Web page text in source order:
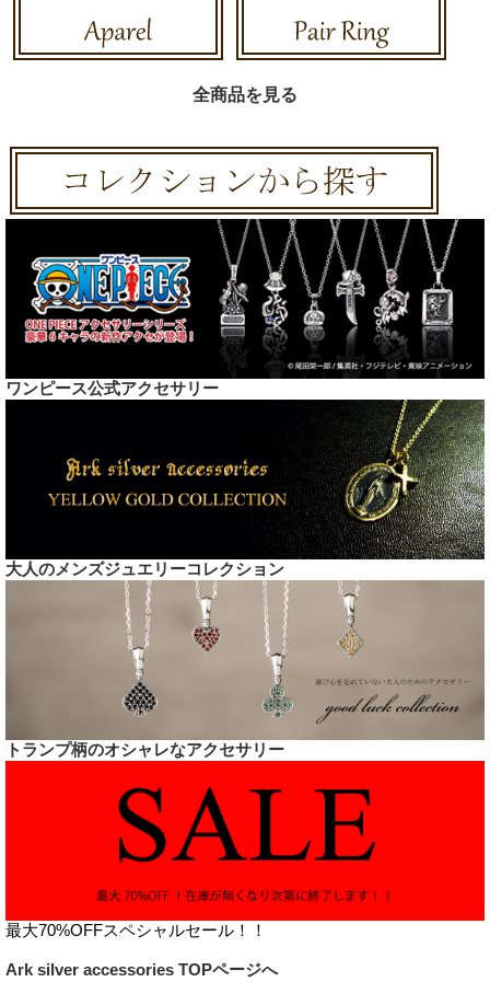
全商品を見る
ワンピース公式アクセサリー
大人のメンズジュエリーコレクション
トランプ柄のオシャレなアクセサリー
最大70%OFFスペシャルセール！！
Ark silver accessories TOPページへ